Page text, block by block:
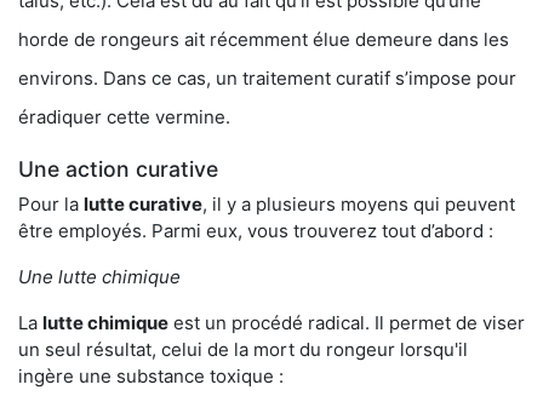
horde de rongeurs ait récemment élue demeure dans les
environs. Dans ce cas, un traitement curatif s’impose pour
éradiquer cette vermine.
Une action curative
Pour la lutte curative, il y a plusieurs moyens qui peuvent
être employés. Parmi eux, vous trouverez tout d’abord :
Une lutte chimique
La lutte chimique est un procédé radical. Il permet de viser
un seul résultat, celui de la mort du rongeur lorsqu'il
ingère une substance toxique :